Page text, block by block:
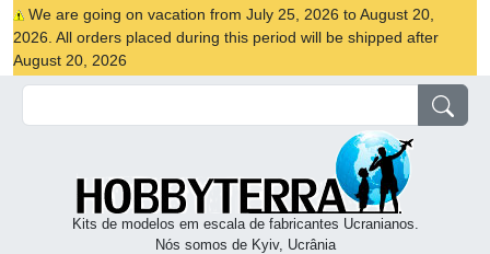
We are going on vacation from July 25, 2026 to August 20,
2026. All orders placed during this period will be shipped after
August 20, 2026
Kits de modelos em escala de fabricantes Ucranianos.
Nós somos de Kyiv, Ucrânia